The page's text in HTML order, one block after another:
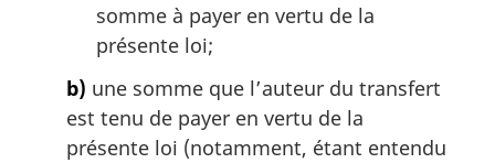
somme à payer en vertu de la
présente loi;
b) une somme que l’auteur du transfert
est tenu de payer en vertu de la
présente loi (notamment, étant entendu